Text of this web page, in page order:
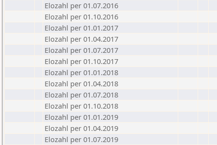
Elozahl per 01.07.2016
Elozahl per 01.10.2016
Elozahl per 01.01.2017
Elozahl per 01.04.2017
Elozahl per 01.07.2017
Elozahl per 01.10.2017
Elozahl per 01.01.2018
Elozahl per 01.04.2018
Elozahl per 01.07.2018
Elozahl per 01.10.2018
Elozahl per 01.01.2019
Elozahl per 01.04.2019
Elozahl per 01.07.2019